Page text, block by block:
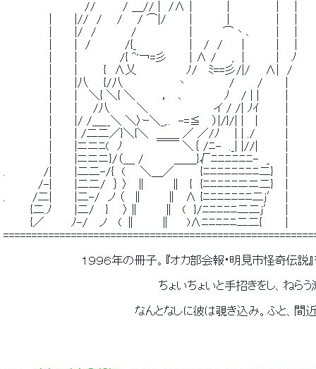
//　　　 / ＿// |　/Λ｜　　 　 |　　　　　　|　　|
|　 　 |//　/ 　 / 　 / ⌒|/　　　|　　　　 |　　　　　　|　　|
|　 　 |/　/　　　　 /　　 　 　 　 |　　 　 ⌒丶､ 　 　 |　　|
|　 　 |　/　 　 　 /{_　　 　 　 　 |　 /　/ 　 ｜　　　｜　 |
|　 　 | 　　　　　/{ ^'￢=彡　 　 | Λ /　　, ｜　　　｜　ﾉ
|　 　 | 　 　 {　Λ乂　　　 　 　 ﾉ/　 ﾐ==彡/|/ 　
|　 　 |八 　 {/八　　 　 　 　 丶　　 　 　 /　 　 /　 　 |　　　
|　 　 |　 ＼{ ＼{ ＼　　　 ，　､　　 　 　 ﾉ　 / | | 　 　 |
|　 　 |　　/八　　　 ＼　　　　　　　　 イ / /| ﾉｲ 　 　 |　　
|　 　 |/ /＿__＼ ＼〉ｰ＼_,..　-=≦　 ）|/}/| |　 |　　　｜
|　 　 | /二二／}＼{＼　＿＿ ／ ／/ﾉ 　 | | ./ 　 　 ｜
|　 　 |ニニﾆ(　ﾉ　 　 　 ￣￣ ＼｛ /ﾆ-　._| |//|　　　｜
|　 　 |ニニニ}/（＿ /　　 　 ＿＿}√ﾆﾆﾆﾆﾆﾆ-　_　　|
.　　　 　 /|　 　 |二二-/{　( 　 ＼＿／ 　 　 {ﾆﾆﾆﾆﾆﾆﾆﾆ二}　｜
/-|　 　 |二二/　｝ 〉　∥　　　∥　{　{ﾆﾆﾆﾆﾆニニ二}　｜
.　　　 /二|　 　 |二-/　ノ （　∥　 　 ∥　Λ {ﾆﾆﾆﾆﾆﾆﾆ二j′　|
{二.ﾉ　 　 |二/　 } 　 〉∥　　　∥　(　}/ﾆﾆﾆﾆﾆ二二j′　 |
{／　　　 ﾉ-/　 ノ　 ( ∥　　　∥　　)Λﾆﾆﾆﾆﾆ二二{　　　|
１９９６年の冊子。『オカ部会報・明見市怪奇伝説』を手
ちょいちょいと手招きをし、ねらう瀬へ顔を
なんとなしに彼は覗き込み。ふと、間近にある